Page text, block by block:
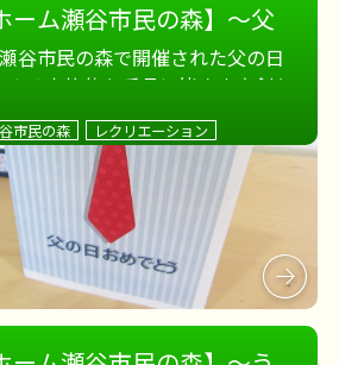
ーム瀬谷市民の森】～父
手品～
谷市民の森で開催された父の日
る本格的な手品に皆さま真剣な
ームも大盛り上がりです
×アイスクリーム
いつもお
る男性 […]
市民の森 レクリエーション